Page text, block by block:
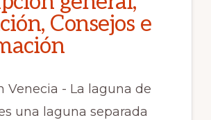
Consejos e
Venecia - La laguna de
una laguna separada